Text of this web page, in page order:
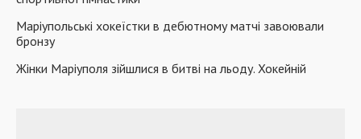
Маріупольські хокеїстки в дебютному матчі завоювали
бронзу
Жінки Маріуполя зійшлися в битві на льоду. Хокейній